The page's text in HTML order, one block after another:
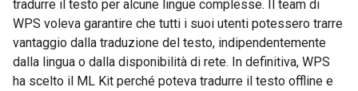
tradurre il testo per alcune lingue complesse. Il team di
WPS voleva garantire che tutti i suoi utenti potessero trarre
vantaggio dalla traduzione del testo, indipendentemente
dalla lingua o dalla disponibilità di rete. In definitiva, WPS
ha scelto il ML Kit perché poteva tradurre il testo offline e